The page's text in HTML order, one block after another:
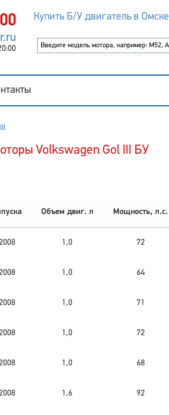
Купить Б/У двигатель в Омске
Volkswagen Gol III БУ
Объем двиг. л Мощность, л.с.
1,0 72
1,0 64
1,0 71
1,0 72
1,0 68
1,6 92